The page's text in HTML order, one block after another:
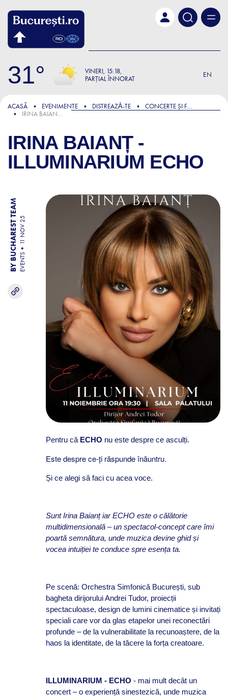
31 VINERI 15:18
PARȚIAL ÎNNORAT
EN
ACASĂ EVENIMENTE DISTREAZǍ-TE
CONCERTE ȘI FESTIVALURI
IRINA BAIANȚ - ILLUMINARIUM ECHO
IRINA BAIANȚ -
ILLUMINARIUM ECHO
BY BUCHAREST TEAM EVENTS
11 NOV 25
Pentru căECHO nu este despre ce asculți.
Este despre ce-ți răspunde înăuntru.
Și ce alegi să faci cu acea voce.
Sunt Irina Baianț iar ECHO este o călătorie
multidimensională – un spectacol-concept care îmi
poartă semnătura, unde muzica devine ghid și
vocea intuiției te conduce spre esența ta.
Pe scenă: Orchestra Simfonică București, sub
bagheta dirijorului Andrei Tudor, proiecții
spectaculoase, design de lumini cinematice și invitați
speciali care vor da glas etapelor unei reconectări
profunde – de la vulnerabilitate la recunoaștere, de la
haos la identitate, de la tăcere la forța creatoare.
ILLUMINARIUM - ECHO - mai mult decât un
concert – o experiență sinestezică, unde muzica